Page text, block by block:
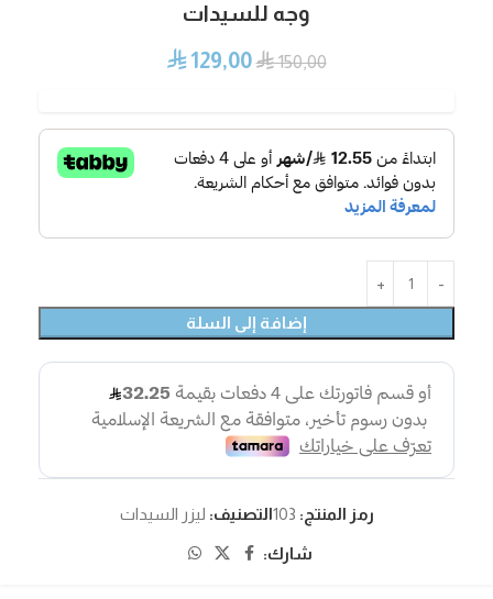
وجه للسيدات
⃁150,00
⃁129,00
إضافة إلى السلة
رمز المنتج: 103التصنيف: ليزر السيدات
شارك: